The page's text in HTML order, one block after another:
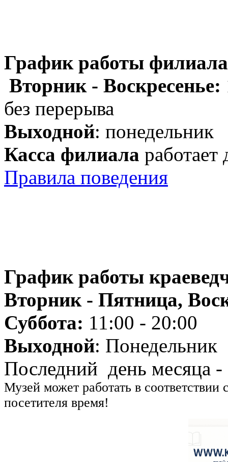
График работы
Вторник - Воскресенье:
без перерыва
Выходной: понедельник
Касса филиала работает
Правила поведения
График работы
Вторник - Пятница,
Суббота: 11:00 - 20:00
Выходной: Понедельник
Последний день месяца -
Музей может работать в
посетителя время!